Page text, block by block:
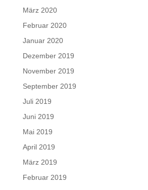
März 2020
Februar 2020
Januar 2020
Dezember 2019
November 2019
September 2019
Juli 2019
Juni 2019
Mai 2019
April 2019
März 2019
Februar 2019